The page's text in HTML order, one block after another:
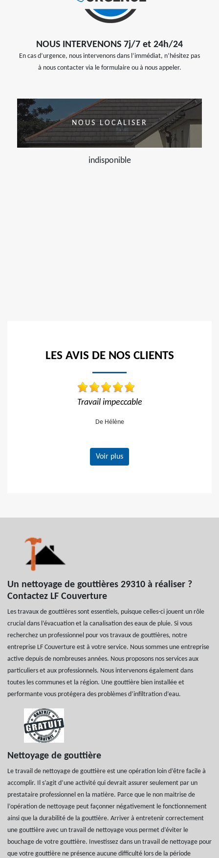
NOUS INTERVENONS 7j/7 et 24h/24
En cas d’urgence, nous intervenons dans l’immédiat, n’hésitez pas
à nous contacter via le formulaire ou à nous appeler.
NOUS LOCALISER
indisponible
LES AVIS DE NOS CLIENTS
Travail impeccable Tarif correct
Voir plus
Un nettoyage de gouttières 29310 à réaliser ?
Contactez LF Couverture
Les travaux de gouttières sont essentiels, puisque celles-ci jouent un rôle
crucial dans l’évacuation et la canalisation des eaux de pluie. Si vous
recherchez un professionnel pour vos travaux de gouttières, notre
entreprise LF Couverture est à votre service. Nous sommes une entreprise
active depuis de nombreuses années. Nous proposons nos services aux
particuliers et aux professionnels. Nous intervenons également dans
toutes les communes et la région. Une gouttière bien installée et
performante vous protégera des problèmes d’infiltration d’eau.
Nettoyage de gouttière
Le travail de nettoyage de gouttière est une opération loin d’être facile à
accomplir. Il s’agit d’une activité qui devrait assurer seulement par un
prestataire professionnel en la matière. Parce que le non maitrise de
l’opération de nettoyage peut façonner négativement le fonctionnement
ainsi que la durabilité de la gouttière. Arriver à entretenir correctement
une gouttière avec un travail de nettoyage vous permet d’éviter le
bouchage de votre gouttière. Investissez dans un travail de nettoyage pour
que votre gouttière ne présence aucune difficulté lors de la période